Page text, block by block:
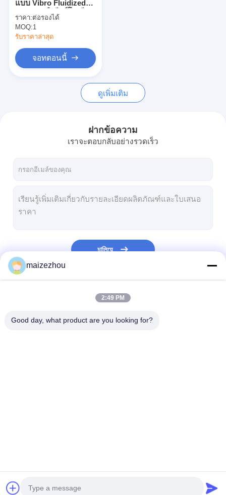
เครื่องอบแห้งระบบสุญญากาศ
แบบ Vibro Fluidized
โพลีอะคริเลต PVB
เครื่องเป่าเรซิน
ราคา:ต่อรองได้
MOQ:1
รับราคาล่าสุด
จอทตอนนี้
ดูเพิ่มเติม
ฝากข้อความ
เราจะตอบกลับอย่างรวดเร็ว
চালিয়ে
maizezhou
2:49 PM
Good day, what product are you looking for?